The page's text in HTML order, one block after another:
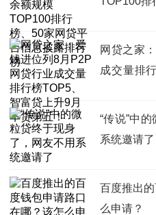
网贷之家
成交量排
“传说”中
系统邀请了
百度推出
么申请？